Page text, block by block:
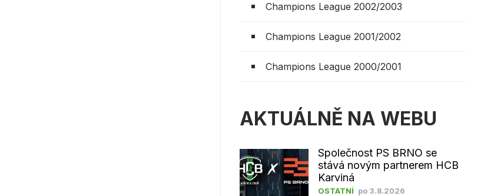
Champions League 2002/2003
Champions League 2001/2002
Champions League 2000/2001
AKTUÁLNĚ NA WEBU
Společnost PS BRNO se
stává novým partnerem HCB
Karviná
OSTATNÍ po 3.8.2026